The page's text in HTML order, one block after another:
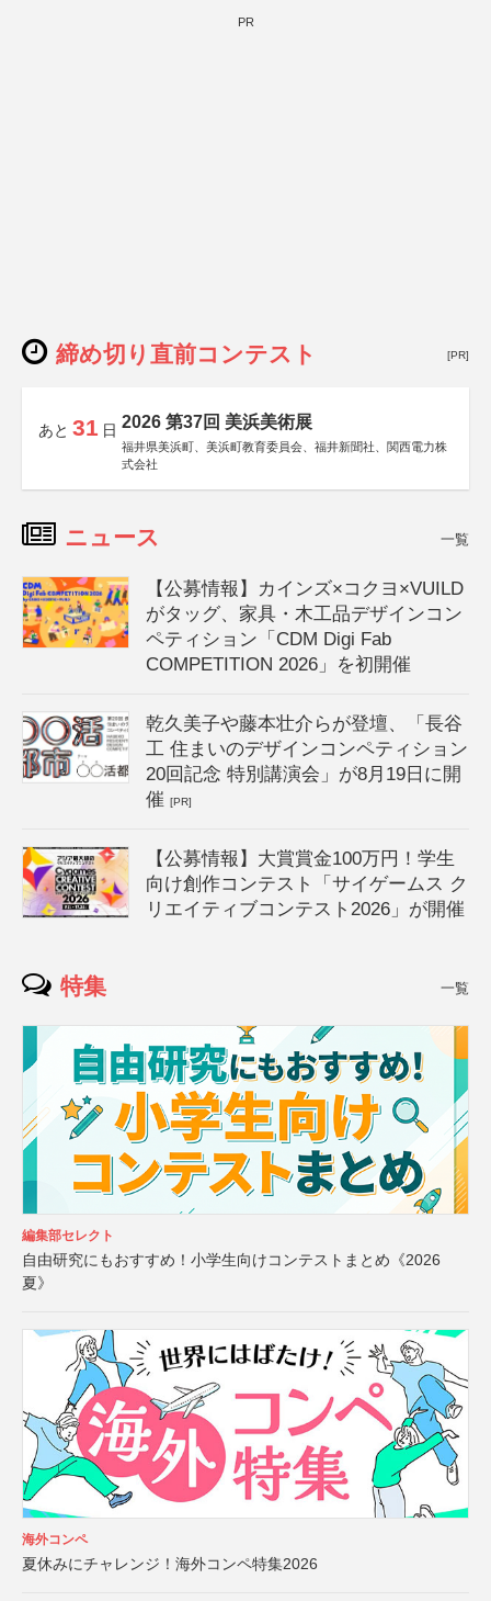
PR
締め切り直前コンテスト [PR]
あと 31 日 2026 第37回 美浜美術展
福井県美浜町、美浜町教育委員会、福井新聞社、関西電力株
式会社
ニュース 一覧
【公募情報】カインズ×コクヨ×VUILD
がタッグ、家具・木工品デザインコン
ペティション「CDM Digi Fab
COMPETITION 2026」を初開催
乾久美子や藤本壮介らが登壇、「長谷
工 住まいのデザインコンペティション
20回記念 特別講演会」が8月19日に開
催[PR]
【公募情報】大賞賞金100万円！学生
向け創作コンテスト「サイゲームス ク
リエイティブコンテスト2026」が開催
特集 一覧
編集部セレクト
自由研究にもおすすめ！小学生向けコンテストまとめ《2026
夏》
海外コンペ
夏休みにチャレンジ！海外コンペ特集2026